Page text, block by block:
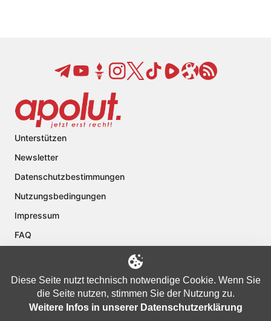
Unterstützen
Newsletter
Datenschutzbestimmungen
Nutzungsbedingungen
Impressum
FAQ
Diese Seite nutzt technisch notwendige Cookie. Wenn Sie
die Seite nutzen, stimmen Sie der Nutzung zu.
Weitere Infos in unserer Datenschutzerklärung